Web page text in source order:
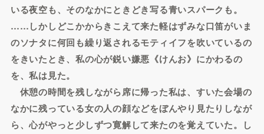
いる夜空も、そのなかにときどき写る青いスパークも。
……しかしどこかからきこえて来た軽はずみな口笛がいま
のソナタに何回も繰り返されるモティイフを吹いているの
をきいたとき、私の心が鋭い嫌悪《けんお》にかわるの
を、私は見た。
休憩の時間を残しながら席に帰った私は、すいた会場の
なかに残っている女の人の顔などをぼんやり見たりしなが
ら、心がやっと少しずつ寛解して来たのを覚えていた。し